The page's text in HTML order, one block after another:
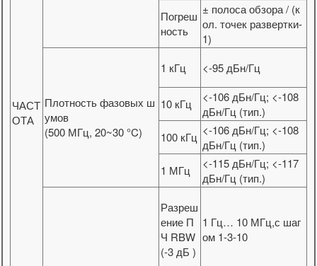
ЧАСТ
ОТА
Погреш
ность
± полоса обзора / (к
ол. точек развертки-
1)
Плотность фазовых ш
умов
(500 МГц, 20~30 °C)
1 кГц <-95 дБн/Гц
10 кГц
<-106 дБн/Гц; <-108
дБн/Гц (тип.)
100 кГц <-106 дБн/Гц; <-108
дБн/Гц (тип.)
1 МГц
<-115 дБн/Гц; <-117
дБн/Гц (тип.)
Разреш
ение П
Ч RBW
(-3 дБ )
1 Гц… 10 МГц,с шаг
ом 1-3-10